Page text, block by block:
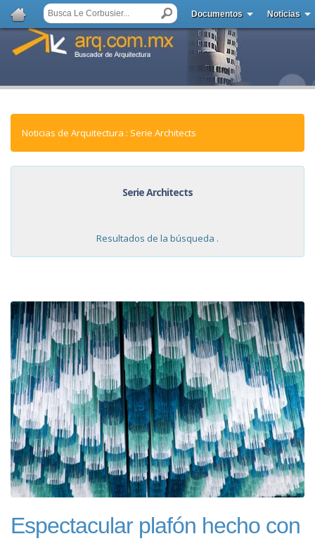
Documentos Noticias
Noticias de Arquitectura : Serie Architects
Serie Architects
Resultados de la búsqueda .
Espectacular plafón hecho con